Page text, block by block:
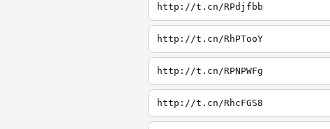
http://t.cn/RPdjfbb
http://t.cn/RhPTooY
http://t.cn/RPNPWFg
http://t.cn/RhcFGS8